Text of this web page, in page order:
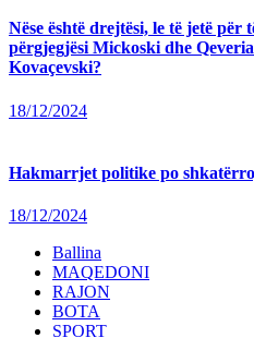
Nëse është drejtësi, le të jetë për
përgjegjësi Mickoski dhe
Kovaçevski?
18/12/2024
Hakmarrjet politike po
18/12/2024
Ballina
MAQEDONI
RAJON
BOTA
SPORT